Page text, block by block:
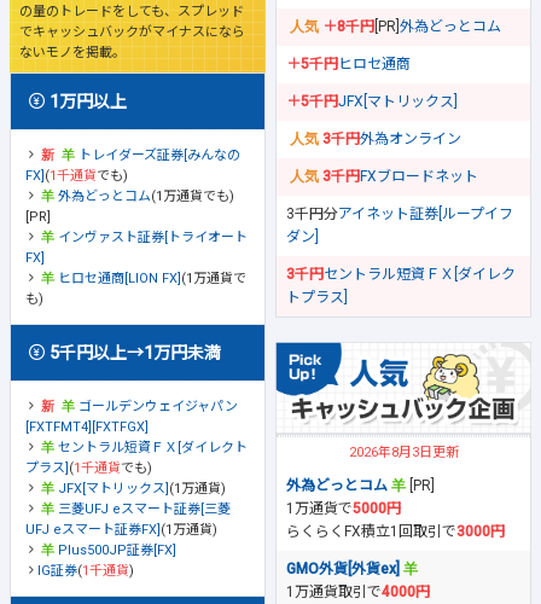
の量のトレードをしても、スプレッド
でキャッシュバックがマイナスになら
ないモノを掲載。
1万円以上
トレイダーズ証券[みんなの
FX] (1千通貨でも)
外為どっとコム(1万通貨でも)
[PR]
インヴァスト証券[トライオート
FX]
ヒロセ通商[LION FX] (1万通貨で
も)
5千円以上→1万円未満
ゴールデンウェイジャパン
[FXTFMT4][FXTFGX]
セントラル短資ＦＸ[ダイレクト
プラス] (1千通貨でも)
JFX[マトリックス] (1万通貨)
三菱UFJ eスマート証券[三菱
UFJ eスマート証券FX] (1万通貨)
Plus500JP証券[FX]
IG証券(1千通貨)
＋8千円 [PR] 外為どっとコム
＋5千円ヒロセ通商
＋5千円JFX[マトリックス]
3千円外為オンライン
3千円FXブロードネット
3千円分アイネット証券[ループイフ
ダン]
3千円セントラル短資ＦＸ[ダイレク
トプラス]
2026年8月3日更新
外為どっとコム
[PR]
1万通貨で5000円
らくらくFX積立1回取引で3000円
GMO外貨[外貨ex]
1万通貨取引で4000円